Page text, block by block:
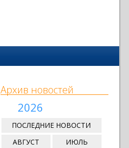
Архив новостей
2026
ПОСЛЕДНИЕ НОВОСТИ
АВГУСТ
ИЮЛЬ